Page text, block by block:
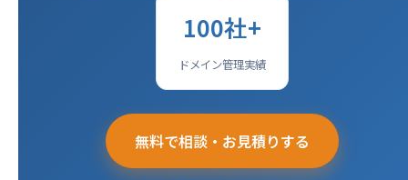
100社+
ドメイン管理実績
無料で相談・お見積りする